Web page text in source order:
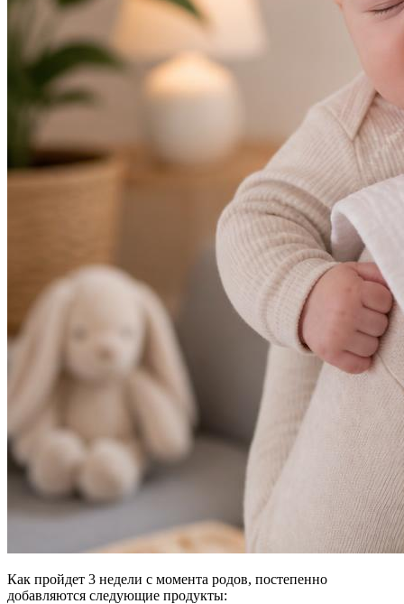
Как пройдет 3 недели с момента родов, постепенно
добавляются следующие продукты: